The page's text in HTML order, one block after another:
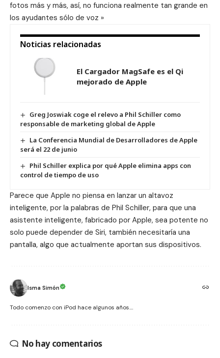
fotos más y más, así, no funciona realmente tan grande en
los ayudantes sólo de voz »
Noticias relacionadas
El Cargador MagSafe es el Qi
mejorado de Apple
Greg Joswiak coge el relevo a Phil Schiller como
responsable de marketing global de Apple
La Conferencia Mundial de Desarrolladores de Apple
será el 22 de junio
Phil Schiller explica por qué Apple elimina apps con
control de tiempo de uso
Parece que Apple no piensa en lanzar un altavoz
inteligente, por la palabras de Phil Schiller, para que una
asistente inteligente, fabricado por Apple, sea potente no
solo puede depender de Siri, también necesitaría una
pantalla, algo que actualmente aportan sus dispositivos.
Isma Simón
Todo comenzo con iPod hace algunos años....
No hay comentarios